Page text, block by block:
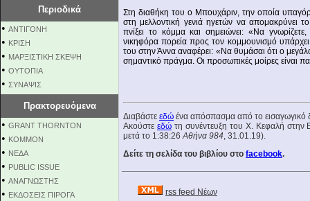
Περιοδικά
• ΑΝΤΙΓΟΝΗ
• ΚΡΙΣΗ
• ΜΑΡΞΙΣΤΙΚΗ ΣΚΕΨΗ
• ΟΥΤΟΠΙΑ
• ΣΥΝΑΨΙΣ
Πρακτορευόμενα
• GRANT THORNTON
• KOMMON
• NEΔΑ
• PUBLIC ISSUE
• ΑΝΑΓΝΩΣΤΗΣ
• ΕΚΔΟΣΕΙΣ ΠΙΡΟΓΑ
Στη διαθήκη του ο Μπουχάριν, την οποία
στη μελλοντική γενιά ηγετών να απομακρύνει
πνίξει το κόμμα και σημειώνει: «Να
νικηφόρα πορεία προς τον κομμουνισμό
του στην Άννα αναφέρει: «Να θυμάσαι ότι ο
σημαντικό πράγμα. Οι προσωπικές μοίρες είναι
Διαβάστε εδώ ένα απόσπασμα από το εισαγωγικό
Ακούστε εδώτη συνέντευξη του Χ. Κεφαλή
μετά το 1:38:26Αθήνα 984, 31.01.19).
Δείτε τη σελίδα του βιβλίου στο facebook.
rss feed Νέων